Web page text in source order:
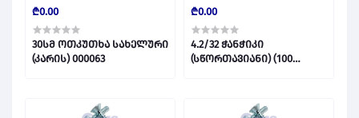
₾0.00
30სმ ოთკუთხა სახელური
(კარის) 000063
₾0.00
4.2/32 ჭანჭიკი
(სწორთავიანი) (100